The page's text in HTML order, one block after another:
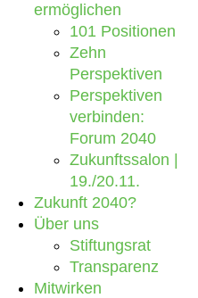
ermöglichen
101 Positionen
Zehn
Perspektiven
Perspektiven
verbinden:
Forum 2040
Zukunftssalon |
19./20.11.
Zukunft 2040?
Über uns
Stiftungsrat
Transparenz
Mitwirken